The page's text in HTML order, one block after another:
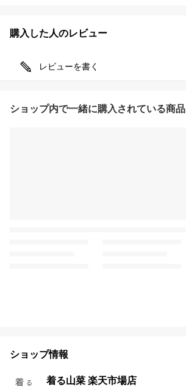
購入した人のレビュー
レビューを書く
ショップ内で一緒に購入されている商品
ショップ情報
着る山菜 楽天市場店